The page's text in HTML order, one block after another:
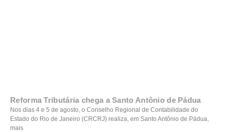
Reforma Tributária chega a Santo Antônio de Pádua
Nos dias 4 e 5 de agosto, o Conselho Regional de Contabilidade do
Estado do Rio de Janeiro (CRCRJ) realiza, em Santo Antônio de Pádua,
mais